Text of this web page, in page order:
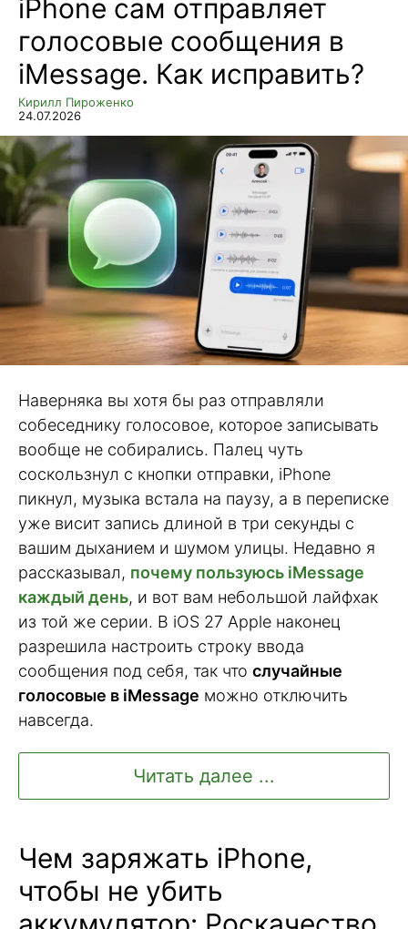
iPhone сам отправляет
голосовые сообщения в
iMessage. Как исправить?
Кирилл Пироженко
24.07.2026
Наверняка вы хотя бы раз отправляли
собеседнику голосовое, которое записывать
вообще не собирались. Палец чуть
соскользнул с кнопки отправки, iPhone
пикнул, музыка встала на паузу, а в переписке
уже висит запись длиной в три секунды с
вашим дыханием и шумом улицы. Недавно я
рассказывал, почему пользуюсь iMessage
каждый день, и вот вам небольшой лайфхак
из той же серии. В iOS 27 Apple наконец
разрешила настроить строку ввода
сообщения под себя, так что случайные
голосовые в iMessage можно отключить
навсегда.
Читать далее ...
Чем заряжать iPhone,
чтобы не убить